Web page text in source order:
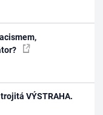
VÝSTRAHA.